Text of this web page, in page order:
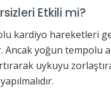
Etkili mi?
kardiyo hareketleri
Ancak yoğun tempolu
uykuyu